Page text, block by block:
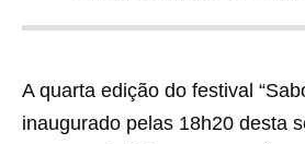
A quarta edição do festival
inaugurado pelas 18h20 desta